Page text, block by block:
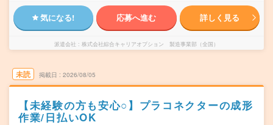
気になる! 応募へ進む 詳しく見る
派遣会社 株式会社綜合キャリアオプション 製造事業部（全国）
未読 掲載日 2026/08/05
【未経験の方も安心○】プラコネクターの成形
作業/日払いOK